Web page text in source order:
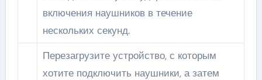
включения наушников в течение
нескольких секунд.
Перезагрузите устройство, с которым
хотите подключить наушники, а затем